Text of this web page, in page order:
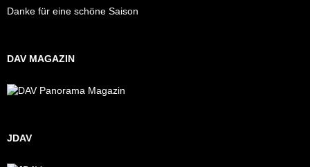
Danke für eine schöne Saison
DAV MAGAZIN
JDAV